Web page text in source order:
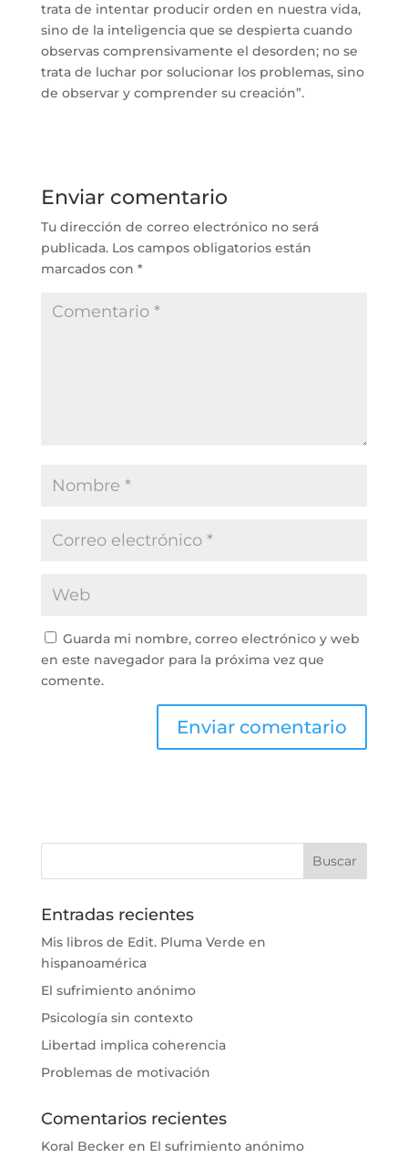
trata de intentar producir orden en nuestra vida,
sino de la inteligencia que se despierta cuando
observas comprensivamente el desorden; no se
trata de luchar por solucionar los problemas, sino
de observar y comprender su creación”.
Enviar comentario
Tu dirección de correo electrónico no será
publicada. Los campos obligatorios están
marcados con *
Guarda mi nombre, correo electrónico y web
en este navegador para la próxima vez que
comente.
Entradas recientes
Mis libros de Edit. Pluma Verde en
hispanoamérica
El sufrimiento anónimo
Psicología sin contexto
Libertad implica coherencia
Problemas de motivación
Comentarios recientes
Koral Beckeren El sufrimiento anónimo